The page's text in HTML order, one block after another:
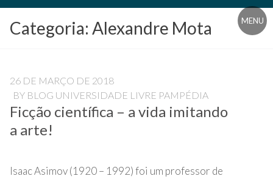
Blog
Universidade
Pampédia
MENU
Categoria: Alexandre Mota
26 DE MARÇO DE 2018
BY BLOG UNIVERSIDADE LIVRE PAMPÉDIA
Ficção científica – a vida imitando
a arte!
Isaac Asimov (1920 – 1992) foi um professor de